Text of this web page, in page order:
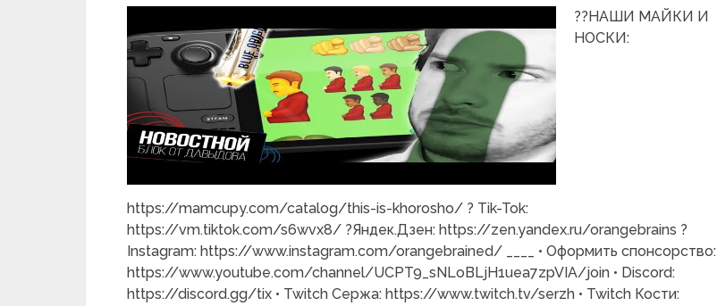
??НАШИ МАЙКИ И
НОСКИ:
https://mamcupy.com/catalog/this-is-khorosho/ ? Tik-Tok:
https://vm.tiktok.com/s6wvx8/ ?Яндек.Дзен: https://zen.yandex.ru/orangebrains ?
Instagram: https://www.instagram.com/orangebrained/ ____ • Оформить спонсорство:
https://www.youtube.com/channel/UCPT9_sNLoBLjH1uea7zpVIA/join • Discord:
https://discord.gg/tix • Twitch Сержа: https://www.twitch.tv/serzh • Twitch Кости: